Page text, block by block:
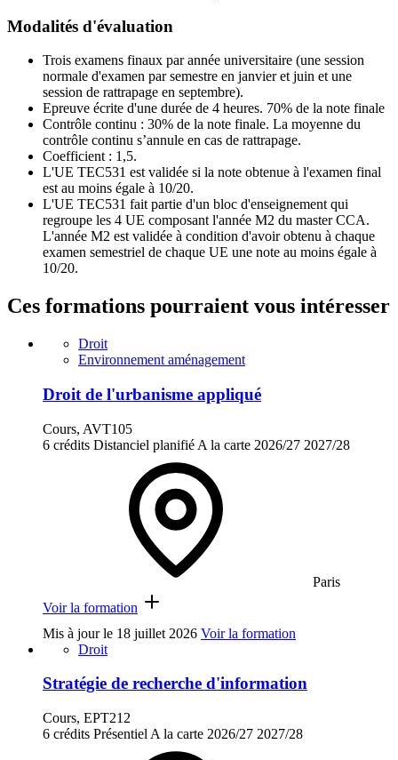
Modalités d'évaluation
Trois examens finaux par année universitaire (une session
normale d'examen par semestre en janvier et juin et une
session de rattrapage en septembre).
Epreuve écrite d'une durée de 4 heures. 70% de la note finale
Contrôle continu : 30% de la note finale. La moyenne du
contrôle continu s’annule en cas de rattrapage.
Coefficient : 1,5.
L'UE TEC531 est validée si la note obtenue à l'examen final
est au moins égale à 10/20.
L'UE TEC531 fait partie d'un bloc d'enseignement qui
regroupe les 4 UE composant l'année M2 du master CCA.
L'année M2 est validée à condition d'avoir obtenu à chaque
examen semestriel de chaque UE une note au moins égale à
10/20.
Ces formations pourraient vous intéresser
Droit
Environnement aménagement
Droit de l'urbanisme appliqué
Cours, AVT105
6 crédits Distanciel planifié A la carte 2026/27 2027/28
Paris
Voir la formation
Mis à jour le 18 juillet 2026 Voir la formation
Droit
Stratégie de recherche d'information
Cours, EPT212
6 crédits Présentiel A la carte 2026/27 2027/28